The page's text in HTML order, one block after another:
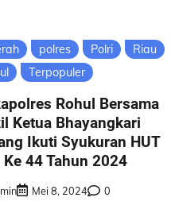
polres Polri
Riau
Terpopuler
Rohul Bersama
Ketua Bhayangkari
Ikuti Syukuran HUT
Ke 44 Tahun 2024
Mei 8, 2024 0